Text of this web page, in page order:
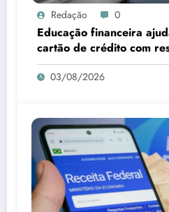
Redação 0
Educação financeira
cartão de crédito com
03/08/2026